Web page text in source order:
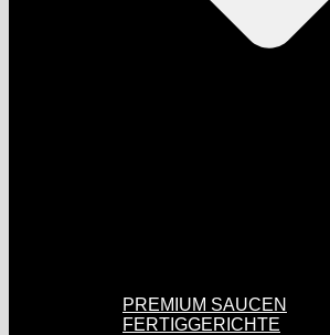
PREMIUM SAUCEN
FERTIGGERICHTE